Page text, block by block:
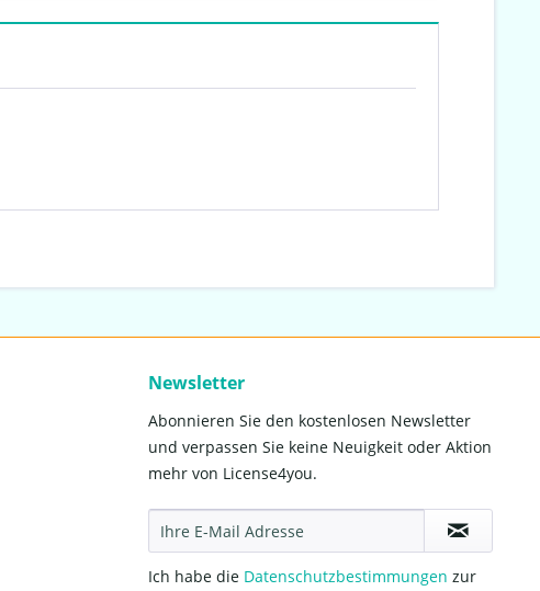
Newsletter
Abonnieren Sie den kostenlosen Newsletter
und verpassen Sie keine Neuigkeit oder Aktion
mehr von License4you.
Ich habe die Datenschutzbestimmungen zur